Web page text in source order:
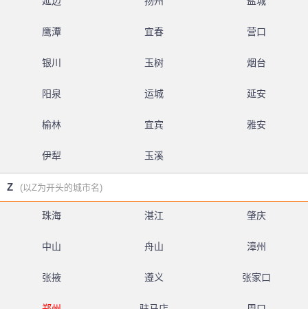
鹰潭 宜春 营口
银川 玉树 烟台
阳泉 运城 延安
榆林 宜宾 雅安
伊犁 玉溪
Z (以Z为开头的城市名)
珠海 湛江 肇庆
中山 舟山 漳州
张掖 遵义 张家口